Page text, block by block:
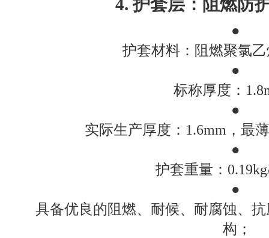
4. 护套层：阻燃防
●
护套材料：阻燃聚氯
●
标称厚度：
●
实际生产厚度：1.6mm，最
●
护套重量：
●
具备优良的阻燃、耐候、耐腐蚀、
构；